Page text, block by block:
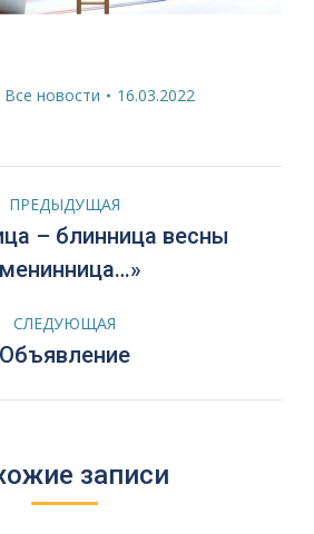
Все новости 16.03.2022
ПРЕДЫДУЩАЯ
Предыдущая
запись:
– блинница весны
СЛЕДУЮЩАЯ
Следующая
Объявление
записи